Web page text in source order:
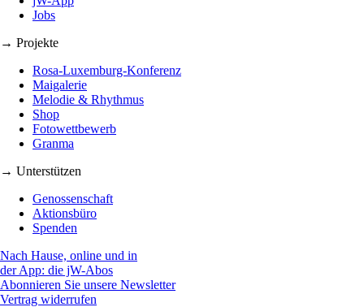
Jobs
→ Projekte
Rosa-Luxemburg-Konferenz
Maigalerie
Melodie & Rhythmus
Shop
Fotowettbewerb
Granma
→ Unterstützen
Genossenschaft
Aktionsbüro
Spenden
Nach Hause, online und in
der App: die jW-Abos
Abonnieren Sie unsere Newsletter
Vertrag widerrufen